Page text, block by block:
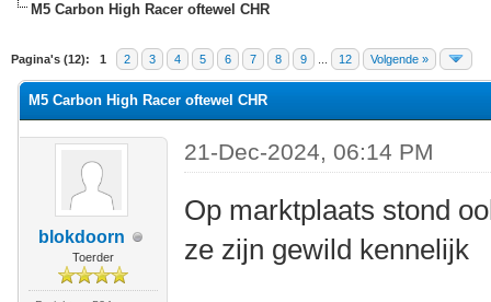
M5 Carbon High Racer oftewel CHR
Pagina's (12): 1 2 3 4 5 6 7 8 9 12 Volgende »
waardering is 0
M5 Carbon High Racer oftewel CHR
blokdoorn
Toerder
21-Dec-2024, 06:14 PM
Op marktplaats stond
ze zijn gewild kennelijk